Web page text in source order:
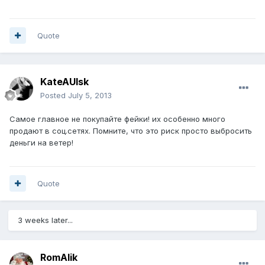
Quote
KateAUlsk
Posted July 5, 2013
Самое главное не покупайте фейки! их особенно много
продают в соц.сетях. Помните, что это риск просто выбросить
деньги на ветер!
Quote
3 weeks later...
RomAlik